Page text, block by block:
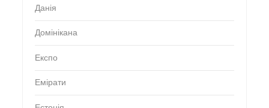
Данія
Домінікана
Експо
Емірати